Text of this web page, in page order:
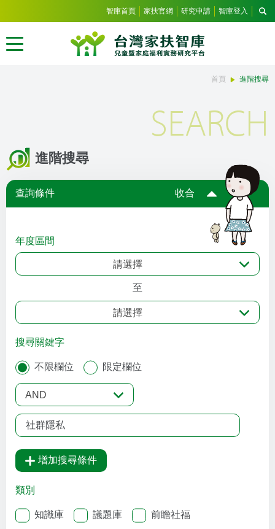
智庫首頁 家扶官網 研究申請 智庫登入
首頁 進階搜尋
進階搜尋
SEARCH
查詢條件 收合
年度區間
請選擇
至
請選擇
搜尋關鍵字
不限欄位 限定欄位
AND
增加搜尋條件
類別
知識庫 議題庫 前瞻社福